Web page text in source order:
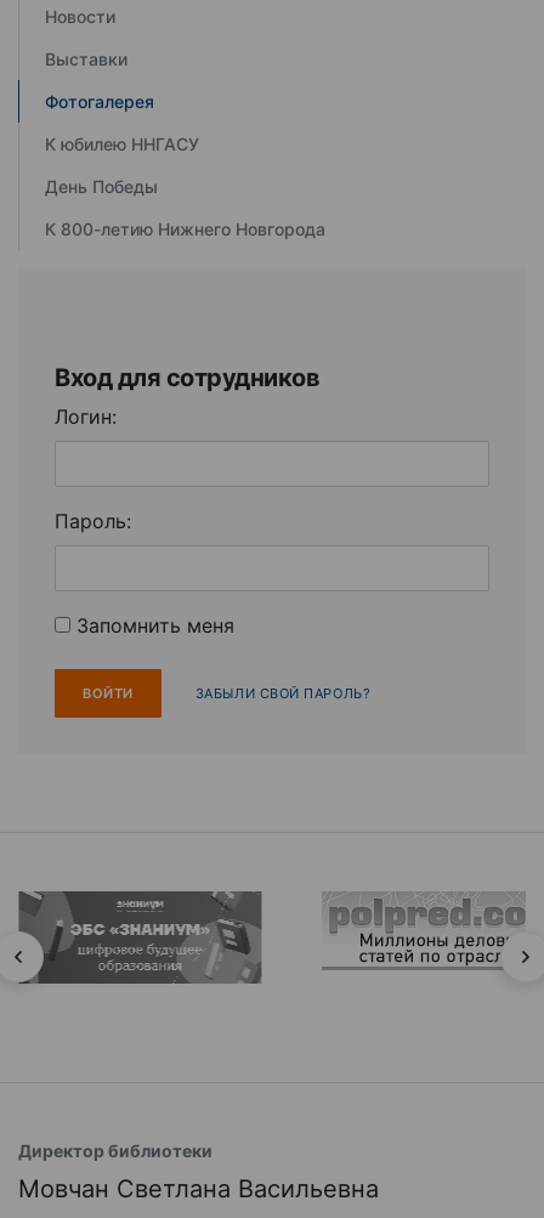
Новости
Выставки
Фотогалерея
К юбилею ННГАСУ
День Победы
К 800-летию Нижнего Новгорода
Вход для сотрудников
Логин:
Пароль:
Запомнить меня
ЗАБЫЛИ СВОЙ ПАРОЛЬ?
Директор библиотеки
Мовчан Светлана Васильевна